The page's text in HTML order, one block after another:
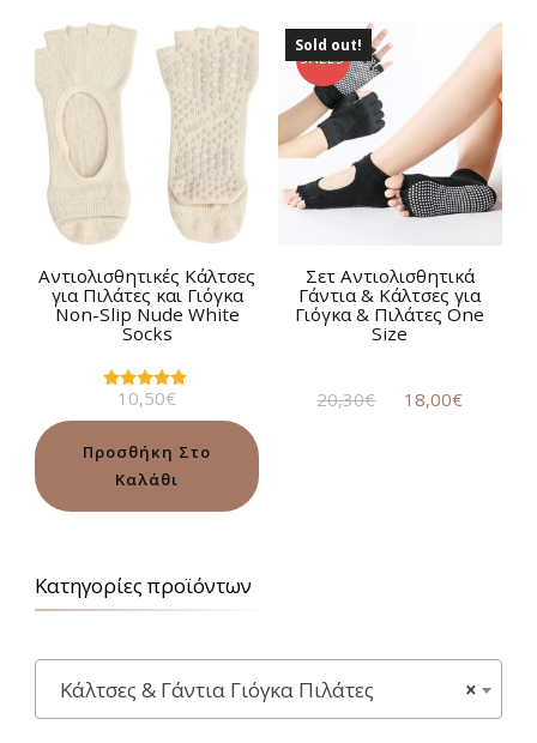
Aντιολισθητικές Kάλτσες
για Πιλάτες και Γιόγκα
Non-Slip Nude White
Socks
Βαθμολογήθηκε
από 5
10,50€
Προσθήκη Στο
Καλάθι
Sold out!
SALES
Σετ Αντιολισθητικά
Γάντια & Κάλτσες για
Γιόγκα & Πιλάτες One
Size
20,30€
Original
18,00€
Κατηγορίες προϊόντων
×
Κάλτσες & Γάντια Γιόγκα Πιλάτες